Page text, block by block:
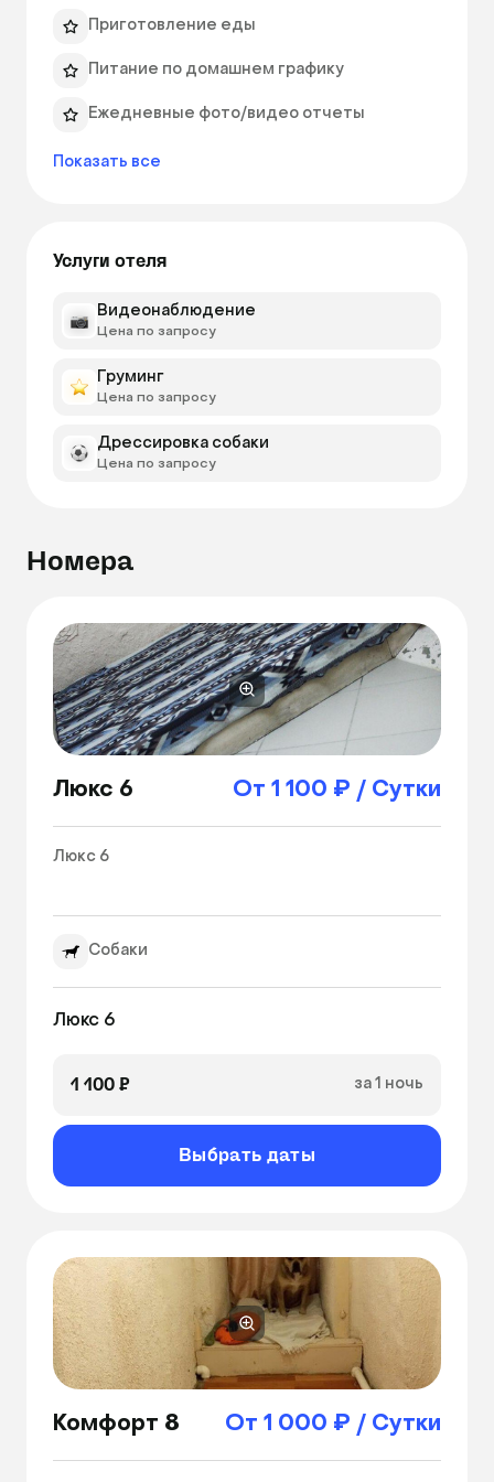
стремиться оккупировать запрещенную
круглосуточно в номере, страдая от нехватки
дрессировка, если хозяин решает совместить
Кстати! У нас есть дополнительная услуга -
тревожный мампап может полюбоваться на
порядке. Насчет еды. Даже если собака на
самой хитрой натуралке - это не станет
все же решает пострессовать, мы будем
потребуется для того, чтобы она
адаптировалась. Бывали случаи, когда
приходилось спать в обнимку первую ночь.
С любовью к братьям нашим меньшим,
искренне ваш "Лис".
Приготовление еды
Питание по домашнем графику
Ежедневные фото/видео отчеты
Показать все
Услуги отеля
Видеонаблюдение
Цена по запросу
Груминг
Цена по запросу
Дрессировка собаки
Цена по запросу
Номера
Люкс 6 От 1 100 ₽ / Сутки
Люкс 6
Собаки
1 100 ₽ за 1 ночь
Выбрать даты
Комфорт 8 От 1 000 ₽ / Сутки